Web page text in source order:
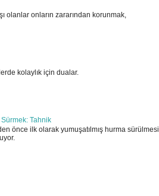
olanlar onların zararından korunmak,
kolaylık için dualar.
Tahnik
önce ilk olarak yumuşatılmış hurma sürülmesi